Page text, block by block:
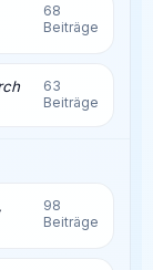
68
Beiträge
63
Beiträge
98
Beiträge